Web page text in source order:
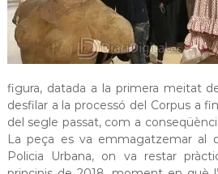
figura, datada a la primera meitat
desfilar a la processó del Corpus a
del segle passat, com a
La peça es va emmagatzemar al
Policia Urbana, on va restar